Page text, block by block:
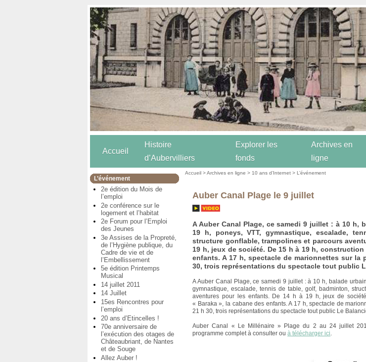
Accueil
Histoire
d’Aubervilliers
Explorer les
fonds
Archives en
ligne
L’événement
2e édition du Mois de
l’emploi
2e conférence sur le
logement et l’habitat
2e Forum pour l’Emploi
des Jeunes
3e Assises de la Propreté,
de l’Hygiène publique, du
Cadre de vie et de
l’Embellissement
5e édition Printemps
Musical
14 juillet 2011
14 Juillet
15es Rencontres pour
l’emploi
20 ans d’Etincelles !
70e anniversaire de
l’exécution des otages de
Châteaubriant, de Nantes
et de Souge
Allez Auber !
Accueil >Archives en ligne > 10 ans d’Internet >L’événement
Auber Canal Plage le 9 juillet
A Auber Canal Plage, ce samedi 9 juillet : à 10 h,
19 h, poneys, VTT, gymnastique, escalade,
structure gonflable, trampolines et parcours
19 h, jeux de société. De 15 h à 19 h,
enfants. A 17 h, spectacle de marionnettes sur la
30, trois représentations du spectacle tout public
A Auber Canal Plage, ce samedi 9 juillet : à 10 h, balade
gymnastique, escalade, tennis de table, golf, badminton,
aventures pour les enfants. De 14 h à 19 h, jeux de
« Baraka », la cabane des enfants. A 17 h, spectacle de
21 h 30, trois représentations du spectacle tout public Le
Auber Canal « Le Millénaire » Plage du 2 au 24 juillet
programme complet à consulter ouà télécharger ici.